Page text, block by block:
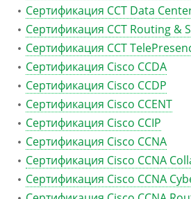
Сертификация CCT Data
Сертификация CCT Routing &
Сертификация CCT
Сертификация Cisco CCDA
Сертификация Cisco CCDP
Сертификация Cisco CCENT
Сертификация Cisco CCIP
Сертификация Cisco CCNA
Сертификация Cisco CCNA
Сертификация Cisco CCNA